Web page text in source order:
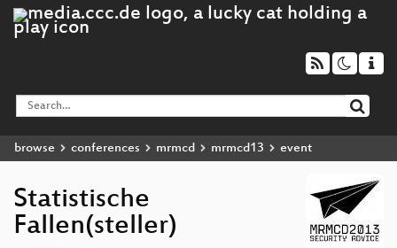
browse conferences mrmcd mrmcd13 event
Statistische
Fallen(steller)